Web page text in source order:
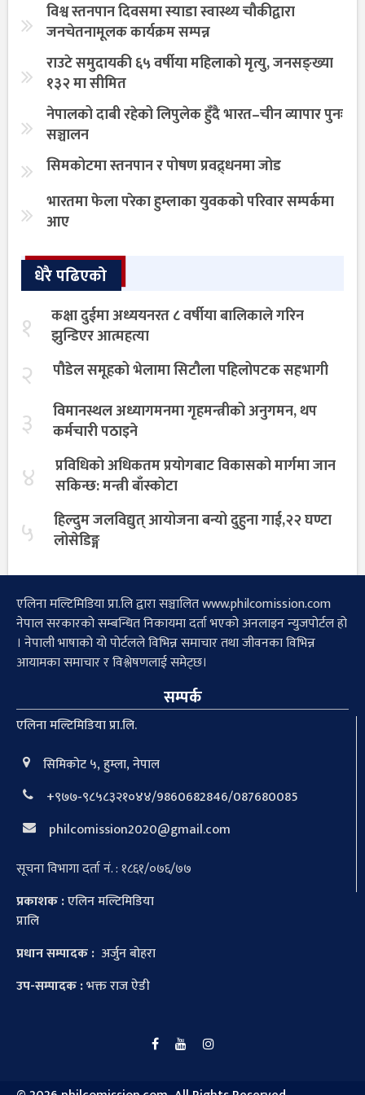
विश्व स्तनपान दिवसमा स्याडा स्वास्थ्य चौकीद्वारा
जनचेतनामूलक कार्यक्रम सम्पन्न
राउटे समुदायकी ६५ वर्षीया महिलाको मृत्यु, जनसङ्ख्या
१३२ मा सीमित
नेपालको दाबी रहेको लिपुलेक हुँदै भारत–चीन व्यापार पुनः
सञ्चालन
सिमकोटमा स्तनपान र पोषण प्रवद्र्धनमा जोड
भारतमा फेला परेका हुम्लाका युवकको परिवार सम्पर्कमा
आए
धेरै पढिएको
१
कक्षा दुईमा अध्ययनरत ८ वर्षीया बालिकाले गरिन
झुन्डिएर आत्महत्या
२ पौडेल समूहको भेलामा सिटौला पहिलोपटक सहभागी
३
विमानस्थल अध्यागमनमा गृहमन्त्रीको अनुगमन, थप
कर्मचारी पठाइने
४
प्रविधिको अधिकतम प्रयोगबाट विकासको मार्गमा जान
सकिन्छ: मन्त्री बाँस्कोटा
५
हिल्दुम जलविद्युत् आयोजना बन्यो दुहुना गाई,२२ घण्टा
लोसेडिङ्ग
एलिना मल्टिमिडिया प्रा.लि द्वारा सञ्चालित www.philcomission.com
नेपाल सरकारको सम्बन्धित निकायमा दर्ता भएको अनलाइन न्युजपोर्टल हो
। नेपाली भाषाको यो पोर्टलले विभिन्न समाचार तथा जीवनका विभिन्न
आयामका समाचार र विश्लेषणलाई समेट्छ।
सम्पर्क
एलिना मल्टिमिडिया प्रा.लि.
सिमिकोट ५, हुम्ला, नेपाल
+९७७-९८५८३२१०४४/9860682846/087680085
philcomission2020@gmail.com
सूचना विभागा दर्ता नं. : १८६१/०७६/७७
प्रकाशक :एलिन मल्टिमिडिया
प्रालि
प्रधान सम्पादक : अर्जुन बोहरा
उप-सम्पादक :भक्त राज ऐडी